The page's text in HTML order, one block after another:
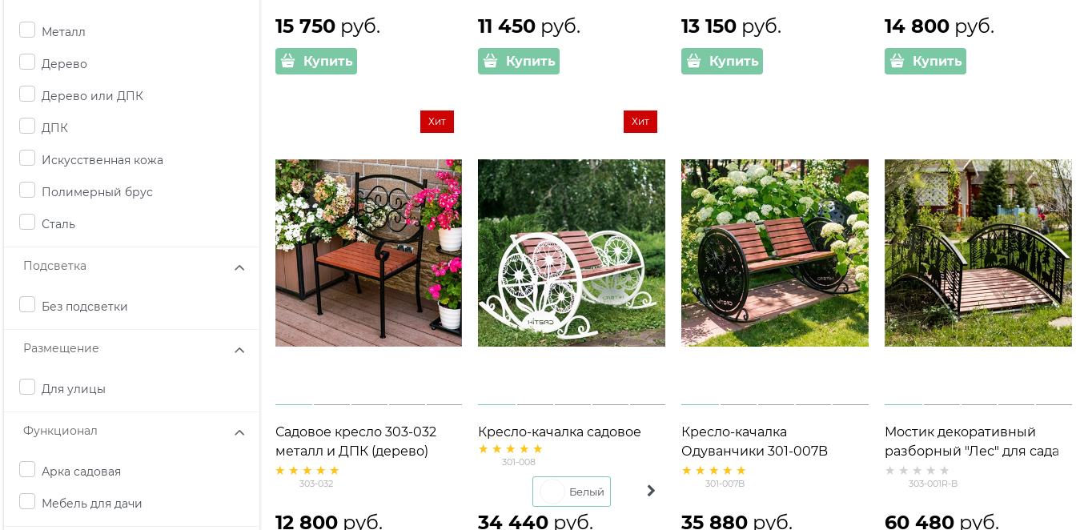
Металл
Дерево
Дерево или ДПК
ДПК
Искусственная кожа
Полимерный брус
Сталь
Подсветка
Без подсветки
Размещение
Для улицы
Функционал
Арка садовая
Мебель для дачи
15 750 руб.
Купить
11 450 руб.
Купить
13 150 руб.
Купить
14 800 руб.
Купить
Садовое кресло 303-032
металл и ДПК (дерево)
303-032
Хит
12 800 руб.
Кресло-качалка садовое
Одуванчики 301-008
301-008
Белый
Хит
34 440 руб.
Кресло-качалка
Одуванчики 301-007B
металл и ДПК
301-007B
35 880 руб.
Мостик декоративный
разборный "Лес" для сада
303-001R-B металл и ДПК
303-001R-B
60 480 руб.